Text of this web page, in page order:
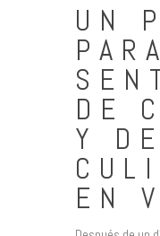
UN
DE
Y
EN